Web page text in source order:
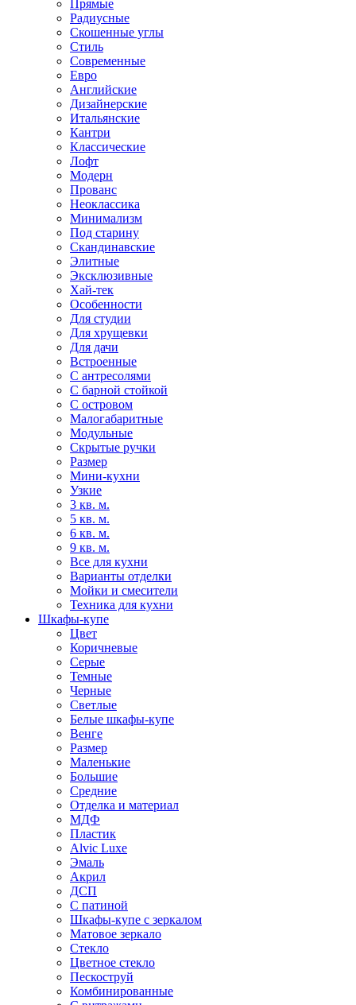
Прямые
Радиусные
Скошенные углы
Стиль
Современные
Евро
Английские
Дизайнерские
Итальянские
Кантри
Классические
Лофт
Модерн
Прованс
Неоклассика
Минимализм
Под старину
Скандинавские
Элитные
Эксклюзивные
Хай-тек
Особенности
Для студии
Для хрущевки
Для дачи
Встроенные
С антресолями
С барной стойкой
С островом
Малогабаритные
Модульные
Скрытые ручки
Размер
Мини-кухни
Узкие
3 кв. м.
5 кв. м.
6 кв. м.
9 кв. м.
Все для кухни
Варианты отделки
Мойки и смесители
Техника для кухни
Шкафы-купе
Цвет
Коричневые
Серые
Темные
Черные
Светлые
Белые шкафы-купе
Венге
Размер
Маленькие
Большие
Средние
Отделка и материал
МДФ
Пластик
Alvic Luxe
Эмаль
Акрил
ДСП
С патиной
Шкафы-купе с зеркалом
Матовое зеркало
Стекло
Цветное стекло
Пескоструй
Комбинированные